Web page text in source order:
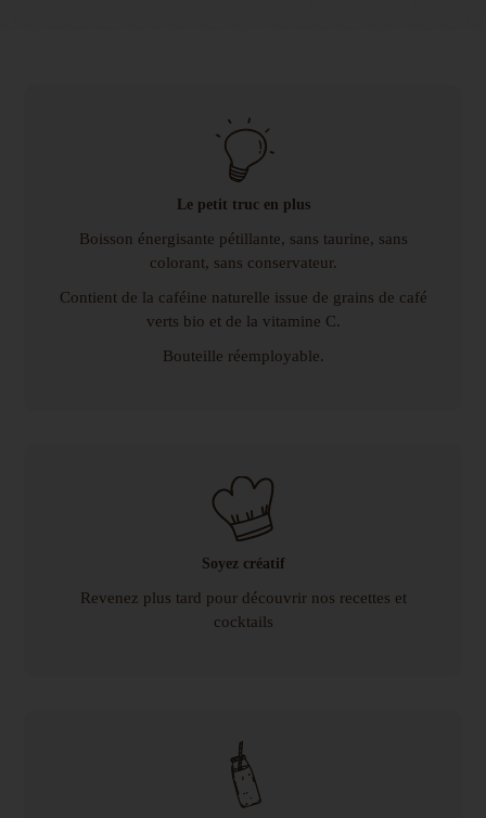
Le petit truc en plus
Boisson énergisante pétillante, sans taurine, sans
colorant, sans conservateur.
Contient de la caféine naturelle issue de grains de café
verts bio et de la vitamine C.
Bouteille réemployable.
Soyez créatif
Revenez plus tard pour découvrir nos recettes et
cocktails